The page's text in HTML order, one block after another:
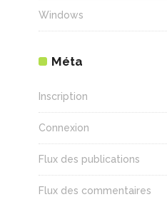
Windows
Méta
Inscription
Connexion
Flux des publications
Flux des commentaires